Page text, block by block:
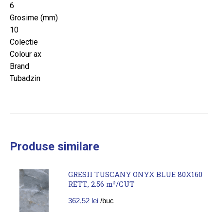
6
Grosime (mm)
10
Colectie
Colour ax
Brand
Tubadzin
Produse similare
GRESII TUSCANY ONYX BLUE 80X160
RETT., 2.56 m²/CUT
362,52 lei /buc